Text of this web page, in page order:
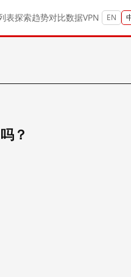
表探索趋势对比数据VPN EN
？